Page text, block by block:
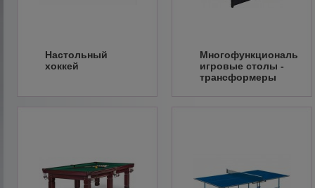
Настольный
хоккей
игровые столы -
трансформеры